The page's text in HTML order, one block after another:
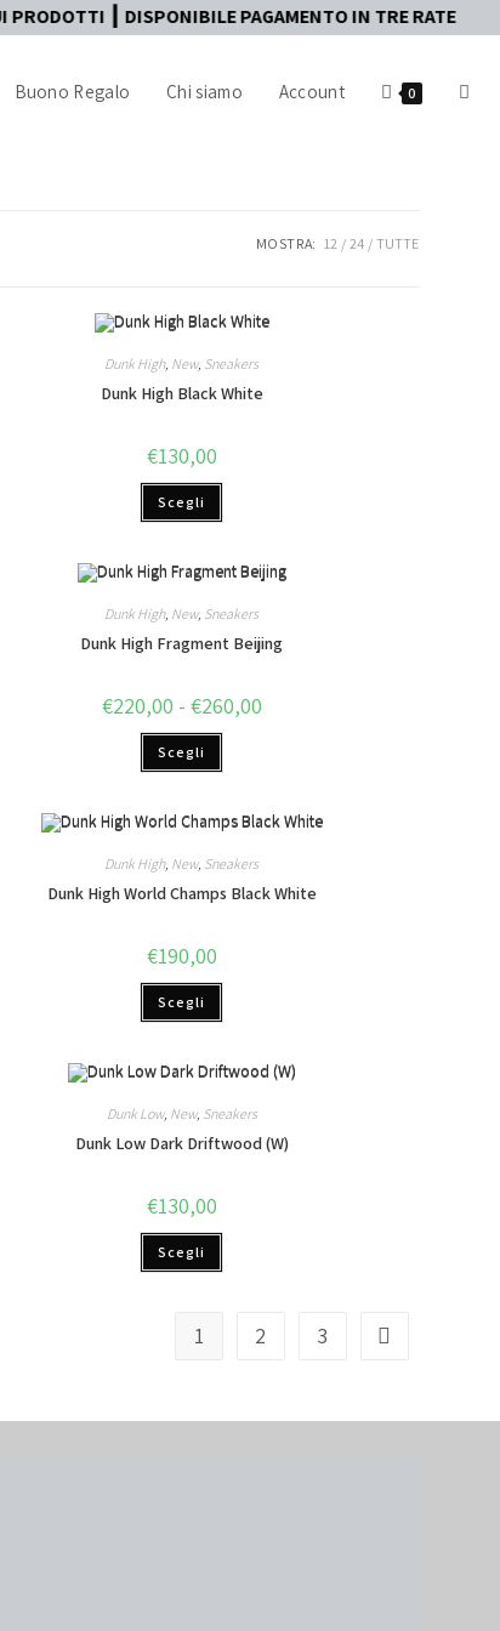
┃ DISPONIBILE PAGAMENTO IN TRE RATE
Buono Regalo Chi siamo Account 0
MOSTRA: 12 24 TUTTE
Dunk High, New, Sneakers
Dunk High Black White
€130,00
Scegli
Dunk High, New, Sneakers
Dunk High Fragment Beijing
€220,00 - €260,00
Scegli
Dunk High, New, Sneakers
Dunk High World Champs Black White
€190,00
Scegli
Dunk Low, New, Sneakers
Dunk Low Dark Driftwood (W)
€130,00
Scegli
1 2 3